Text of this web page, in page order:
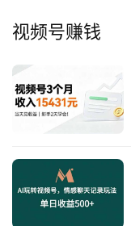
视频号赚钱